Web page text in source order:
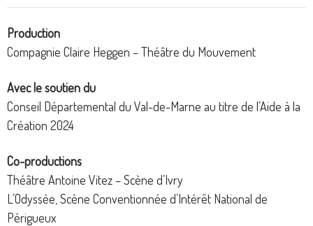
Production
Compagnie Claire Heggen – Théâtre du Mouvement
Avec le soutiendu
Conseil Départemental du Val-de-Marne au titre de l’Aide à la
Création 2024
Co-productions
Théâtre Antoine Vitez – Scène d’Ivry
L’Odyssée, Scène Conventionnée d’Intérêt National de
Périgueux